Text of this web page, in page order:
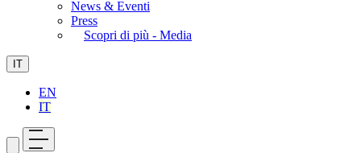
News & Eventi
Press
Scopri di più - Media
IT
EN
IT